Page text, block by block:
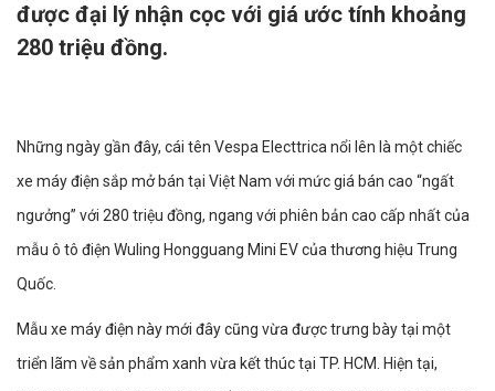
được đại lý nhận cọc với giá ước tính khoảng
280 triệu đồng.
Những ngày gần đây, cái tên Vespa Electtrica nổi lên là một chiếc
xe máy điện sắp mở bán tại Việt Nam với mức giá bán cao “ngất
ngưởng” với 280 triệu đồng, ngang với phiên bản cao cấp nhất của
mẫu ô tô điện Wuling Hongguang Mini EV của thương hiệu Trung
Quốc.
Mẫu xe máy điện này mới đây cũng vừa được trưng bày tại một
triển lãm về sản phẩm xanh vừa kết thúc tại TP. HCM. Hiện tại,